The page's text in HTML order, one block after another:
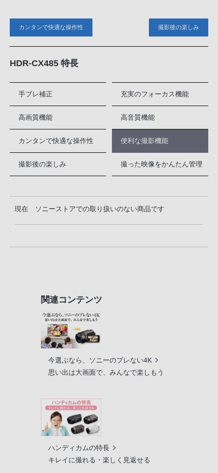
カンタンで快適な操作性 撮影後の楽しみ
HDR-CX485 特長
手ブレ補正 充実のフォーカス機能
高画質機能 高音質機能
カンタンで快適な操作性 便利な撮影機能
撮影後の楽しみ 撮った映像をかんたん管理
現在 ソニーストアでの取り扱いのない商品です
関連コンテンツ
今選ぶなら、ソニーのブレない4K
思い出は大画面で、みんなで楽しもう
ハンディカムの特長
キレイに撮れる・楽しく見返せる